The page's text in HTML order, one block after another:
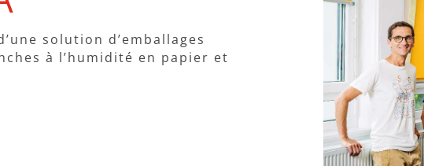
solution d’emballages
à l’humidité en papier et